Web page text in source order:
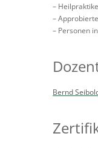
–
–
– Personen
Bernd